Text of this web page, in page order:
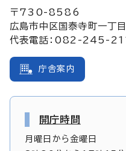
〒730-8586
広島市中区国泰寺町一丁
代表電話：082-245-
庁舎案内
開庁時間
月曜日から金曜日